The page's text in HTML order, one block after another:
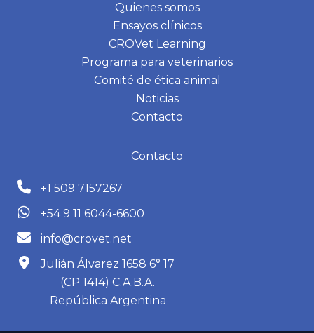
Quienes somos
Ensayos clínicos
CROVet Learning
Programa para veterinarios
Comité de ética animal
Noticias
Contacto
Contacto
+1 509 7157267
+54 9 11 6044-6600
info@crovet.net
Julián Álvarez 1658 6° 17
(CP 1414) C.A.B.A.
República Argentina